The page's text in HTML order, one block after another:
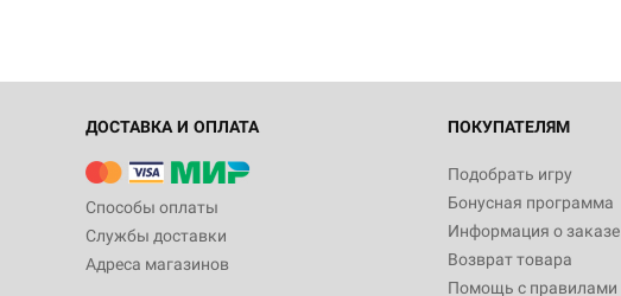
ДОСТАВКА И ОПЛАТА
Способы оплаты
Службы доставки
Адреса магазинов
ПОКУПАТЕЛЯМ
Подобрать игру
Бонусная программа
Информация о заказе
Возврат товара
Помощь с правилами